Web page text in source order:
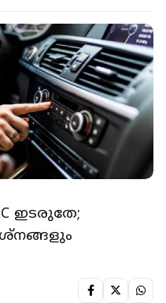
ഇടരുതേ;